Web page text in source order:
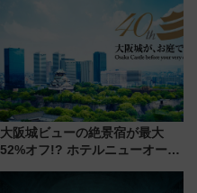
デコレーションも徹底解説
大阪城ビューの絶景宿が最大
52%オフ!? ホテルニューオータ